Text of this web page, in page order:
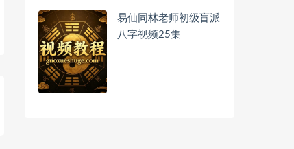
易仙同林老师初级盲派
八字视频25集